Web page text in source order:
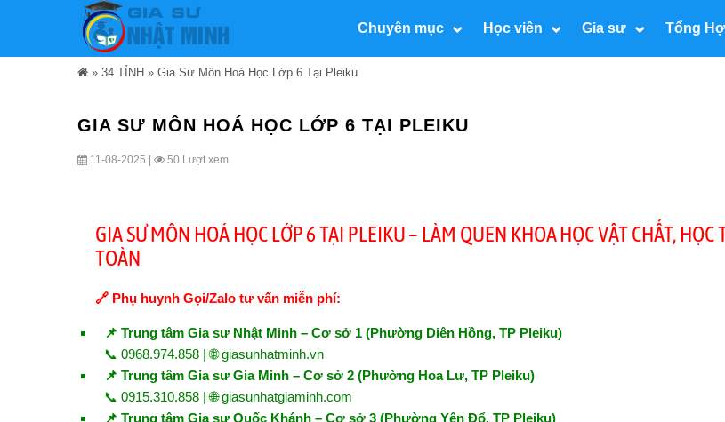
Chuyên mục Học viên Gia sư Tổng
» 34 TỈNH » Gia Sư Môn Hoá Học Lớp 6 Tại Pleiku
GIA SƯ MÔN HOÁ HỌC LỚP 6 TẠI PLEIKU
11-08-2025 | 50 Lượt xem
GIA SƯ MÔN HOÁ HỌC LỚP 6 TẠI PLEIKU – LÀM QUEN KHOA HỌC VẬT CHẤT, HỌC
TOÀN
🔗 Phụ huynh Gọi/Zalo tư vấn miễn phí:
📌 Trung tâm Gia sư Nhật Minh – Cơ sở 1 (Phường Diên Hồng, TP Pleiku)
📞 0968.974.858 | 🌐giasunhatminh.vn
📌 Trung tâm Gia sư Gia Minh – Cơ sở 2 (Phường Hoa Lư, TP Pleiku)
📞 0915.310.858 | 🌐giasunhatgiaminh.com
📌 Trung tâm Gia sư Quốc Khánh – Cơ sở 3 (Phường Yên Đổ, TP Pleiku)